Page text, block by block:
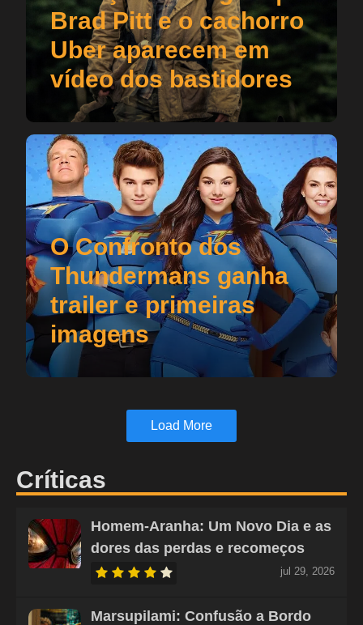
Brad Pitt e o cachorro
Uber aparecem em
vídeo dos bastidores
O Confronto dos
Thundermans ganha
trailer e primeiras
imagens
Load More
Críticas
Homem-Aranha: Um Novo Dia e as
dores das perdas e recomeços
jul 29, 2026
Marsupilami: Confusão a Bordo